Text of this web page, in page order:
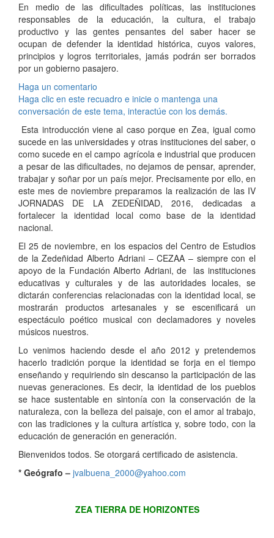
En medio de las dificultades políticas, las instituciones
responsables de la educación, la cultura, el trabajo
productivo y las gentes pensantes del saber hacer se
ocupan de defender la identidad histórica, cuyos valores,
principios y logros territoriales, jamás podrán ser borrados
por un gobierno pasajero.
Haga un comentario
Haga clic en este recuadro e inicie o mantenga una
conversación de este tema, interactúe con los demás.
Esta introducción viene al caso porque en Zea, igual como
sucede en las universidades y otras instituciones del saber, o
como sucede en el campo agrícola e industrial que producen
a pesar de las dificultades, no dejamos de pensar, aprender,
trabajar y soñar por un país mejor. Precisamente por ello, en
este mes de noviembre preparamos la realización de las IV
JORNADAS DE LA ZEDEÑIDAD, 2016, dedicadas a
fortalecer la identidad local como base de la identidad
nacional.
El 25 de noviembre, en los espacios del Centro de Estudios
de la Zedeñidad Alberto Adriani – CEZAA – siempre con el
apoyo de la Fundación Alberto Adriani, de las instituciones
educativas y culturales y de las autoridades locales, se
dictarán conferencias relacionadas con la identidad local, se
mostrarán productos artesanales y se escenificará un
espectáculo poético musical con declamadores y noveles
músicos nuestros.
Lo venimos haciendo desde el año 2012 y pretendemos
hacerlo tradición porque la identidad se forja en el tiempo
enseñando y requiriendo sin descanso la participación de las
nuevas generaciones. Es decir, la identidad de los pueblos
se hace sustentable en sintonía con la conservación de la
naturaleza, con la belleza del paisaje, con el amor al trabajo,
con las tradiciones y la cultura artística y, sobre todo, con la
educación de generación en generación.
Bienvenidos todos. Se otorgará certificado de asistencia.
* Geógrafo – jvalbuena_2000@yahoo.com
ZEA TIERRA DE HORIZONTES